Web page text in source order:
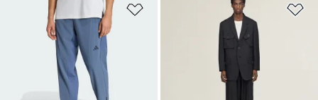
Favori Listesine Ekle